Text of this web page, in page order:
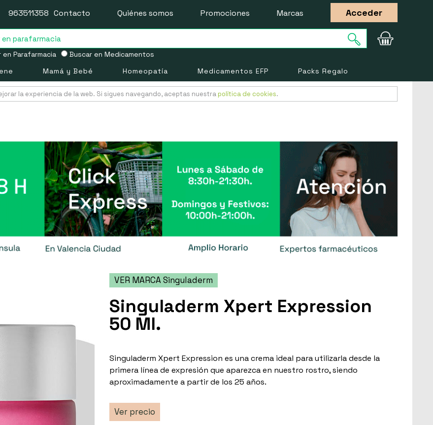
Parafarmacia Buscar en Medicamentos
963511358 Contacto Quiénes somos Promociones Marcas Acceder
Mamá y Bebé Homeopatía Medicamentos EFP Packs Regalo
la experiencia de la web. Si sigues navegando, aceptas nuestra política de cookies.
VER MARCA Singuladerm
Singuladerm Xpert Expression
50 Ml.
Singuladerm Xpert Expression es una crema ideal para utilizarla desde la
primera línea de expresión que aparezca en nuestro rostro, siendo
aproximadamente a partir de los 25 años.
Ver precio